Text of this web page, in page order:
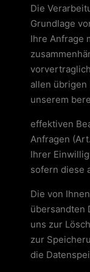
Die
Grundlage
Ihre Anfrage
allen übrigen
unserem
effektiven
Anfragen
Ihrer
sofern diese
Die von
übersandten
uns zur
zur
die